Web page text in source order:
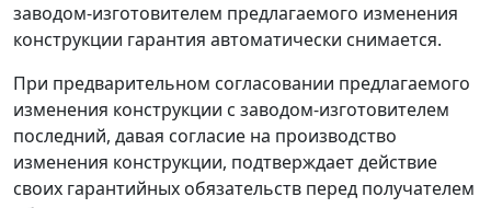
заводом-изготовителем предлагаемого изменения
конструкции гарантия автоматически снимается.
При предварительном согласовании предлагаемого
изменения конструкции с заводом-изготовителем
последний, давая согласие на производство
изменения конструкции, подтверждает действие
своих гарантийных обязательств перед получателем